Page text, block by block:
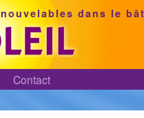
dans le
Contact